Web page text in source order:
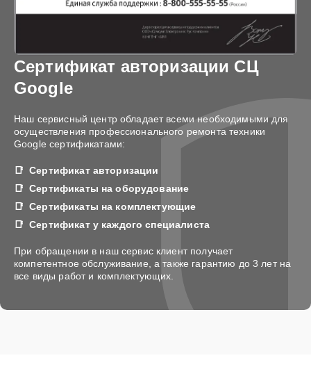
Сертификат авторизации СЦ
Google
Наш сервисный центр обладает всеми необходимыми для
осуществления профессионального ремонта техники
Google сертификатами:
Сертификат авторизации
Сертификаты на оборудование
Сертификаты на комплектующие
Сертификат у каждого специалиста
При обращении в наш сервис клиент получает
компетентное обслуживание, а также гарантию до 3 лет на
все виды работ и комплектующих.